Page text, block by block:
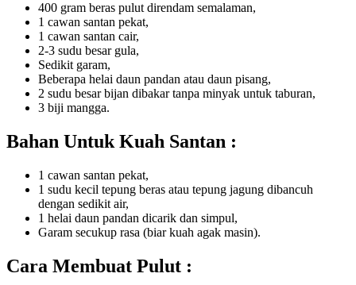
400 gram beras pulut direndam semalaman,
1 cawan santan pekat,
1 cawan santan cair,
2-3 sudu besar gula,
Sedikit garam,
Beberapa helai daun pandan atau daun pisang,
2 sudu besar bijan dibakar tanpa minyak untuk taburan,
3 biji mangga.
Bahan Untuk Kuah Santan :
1 cawan santan pekat,
1 sudu kecil tepung beras atau tepung jagung dibancuh
dengan sedikit air,
1 helai daun pandan dicarik dan simpul,
Garam secukup rasa (biar kuah agak masin).
Cara Membuat Pulut :